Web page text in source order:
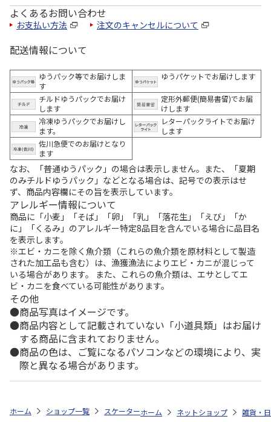
よくあるお問い合わせ
お支払い方法 注文のキャンセルについて
配送情報について
ゆうパック等でお届けしま
す
ゆうパケットでお届けします
チルドゆうパックでお届け
します
定形外郵便(簡易書留)でお届
けします
冷凍ゆうパックでお届けし
ます。
レターパックライトでお届け
します
佐川急便でのお届けとなり
ます
なお、「普通ゆうパック」の場合は表示しません。また、「夏期
のみチルドゆうパック」などとなる場合は、記号での表示はせ
ず、商品内容欄にその旨を表示しています。
アレルギー情報について
商品に「小麦」「そば」「卵」「乳」「落花生」「えび」「か
に」「くるみ」のアレルギー特定8品目を含んでいる場合に品目名
を表示します。
※エビ・カニを除く魚介類（これらの魚介類を原材料として製造
された加工品も含む）は、漁獲漁法によりエビ・カニが混じって
いる場合があります。 また、これらの魚介類は、エサとしてエ
ビ・カニを食べている可能性があります。
その他
商品写真はイメージです。
商品内容として記載されていない「小道具類」はお届け
する商品に含まれておりません。
商品の色は、ご覧になるパソコンなどの環境により、実
際と異なる場合があります。
ホーム ショップ一覧 スケーター ふわっとタイトランチボックス
ホーム ネットショップ 雑貨・